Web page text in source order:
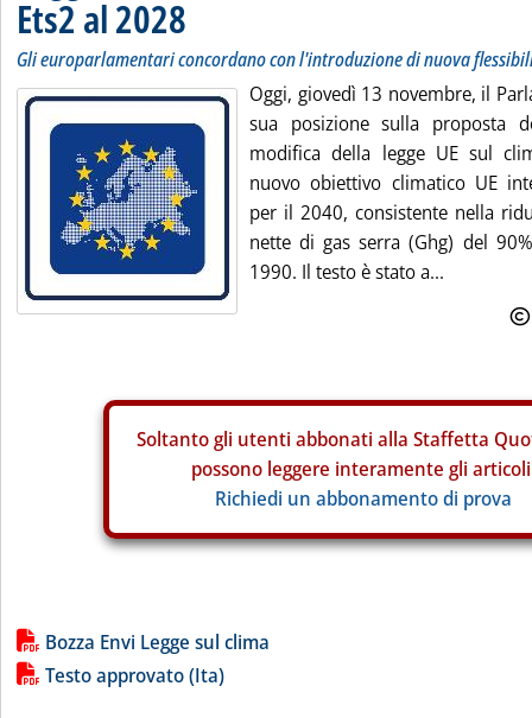
Ets2 al 2028
Gli europarlamentari concordano con l'introduzione di nuova
Oggi, giovedì 13 novembre, il
sua posizione sulla proposta
modifica della legge UE sul
nuovo obiettivo climatico UE
per il 2040, consistente nella
nette di gas serra (Ghg) del
1990. Il testo è stato a...
Soltanto gli utenti abbonati alla Staffetta
possono leggere interamente gli
Richiedi un abbonamento di prova
Lista allegati PDF alla notizia
Bozza Envi Legge sul clima
Testo approvato (Ita)